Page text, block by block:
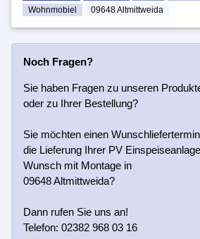
Wohnmobiel
09648 Altmittweida
Noch Fragen?
Sie haben Fragen zu unseren
oder zu Ihrer Bestellung?
Sie möchten einen
die Lieferung Ihrer PV
Wunsch mit Montage in
09648 Altmittweida?
Dann rufen Sie uns an!
Telefon: 02382 968 03 16